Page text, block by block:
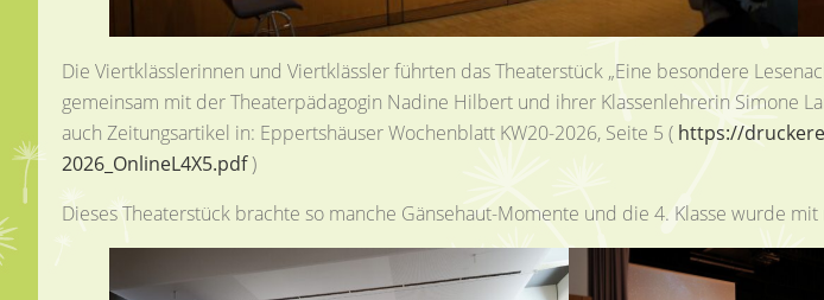
Die Viertklässlerinnen und Viertklässler führten das Theaterstück „Eine besondere
gemeinsam mit der Theaterpädagogin Nadine Hilbert und ihrer Klassenlehrerin Simone
auch Zeitungsartikel in: Eppertshäuser Wochenblatt KW20-2026, Seite 5 ( https://
2026_OnlineL4X5.pdf)
Dieses Theaterstück brachte so manche Gänsehaut-Momente und die 4. Klasse wurde